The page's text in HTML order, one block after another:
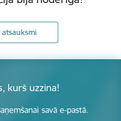
atsauksmi
kurš uzzina!
savā e-pastā.